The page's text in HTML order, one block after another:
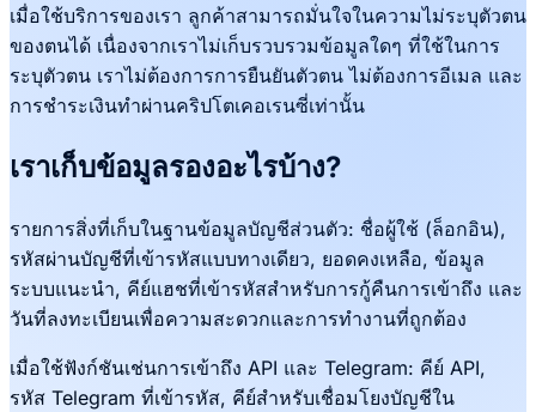
เมื่อใช้บริการของเรา ลูกค้าสามารถมั่นใจในความไม่ระบุตัวตน
ของตนได้ เนื่องจากเราไม่เก็บรวบรวมข้อมูลใดๆ ที่ใช้ในการ
ระบุตัวตน เราไม่ต้องการการยืนยันตัวตน ไม่ต้องการอีเมล และ
การชำระเงินทำผ่านคริปโตเคอเรนซี่เท่านั้น
เราเก็บข้อมูลรองอะไรบ้าง?
รายการสิ่งที่เก็บในฐานข้อมูลบัญชีส่วนตัว: ชื่อผู้ใช้ (ล็อกอิน),
รหัสผ่านบัญชีที่เข้ารหัสแบบทางเดียว, ยอดคงเหลือ, ข้อมูล
ระบบแนะนำ, คีย์แฮชที่เข้ารหัสสำหรับการกู้คืนการเข้าถึง และ
วันที่ลงทะเบียนเพื่อความสะดวกและการทำงานที่ถูกต้อง
เมื่อใช้ฟังก์ชันเช่นการเข้าถึง API และ Telegram: คีย์ API,
รหัส Telegram ที่เข้ารหัส, คีย์สำหรับเชื่อมโยงบัญชีใน